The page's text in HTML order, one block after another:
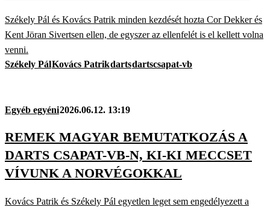
Székely Pál és Kovács Patrik minden kezdését hozta Cor Dekker és
Kent Jöran Sivertsen ellen, de egyszer az ellenfelét is el kellett volna
venni.
Székely PálKovács Patrikdartsdartscsapat-vb
Egyéb egyéni2026.06.12. 13:19
REMEK MAGYAR BEMUTATKOZÁS A
DARTS CSAPAT-VB-N, KI-KI MECCSET
VÍVUNK A NORVÉGOKKAL
Kovács Patrik és Székely Pál egyetlen leget sem engedélyezett a